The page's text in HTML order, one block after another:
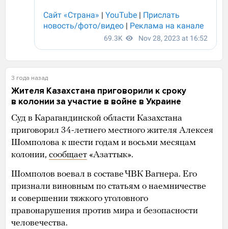
3 года назад
Жителя Казахстана приговорили к сроку
в колонии за участие в войне в Украине
Суд в Карагандинской области Казахстана
приговорил 34-летнего местного жителя Алексея
Шомполова к шести годам и восьми месяцам
колонии, сообщает «Азаттык».
Шомполов воевал в составе ЧВК Вагнера. Его
признали виновным по статьям о наемничестве
и совершении тяжкого уголовного
правонарушения против мира и безопасности
человечества.